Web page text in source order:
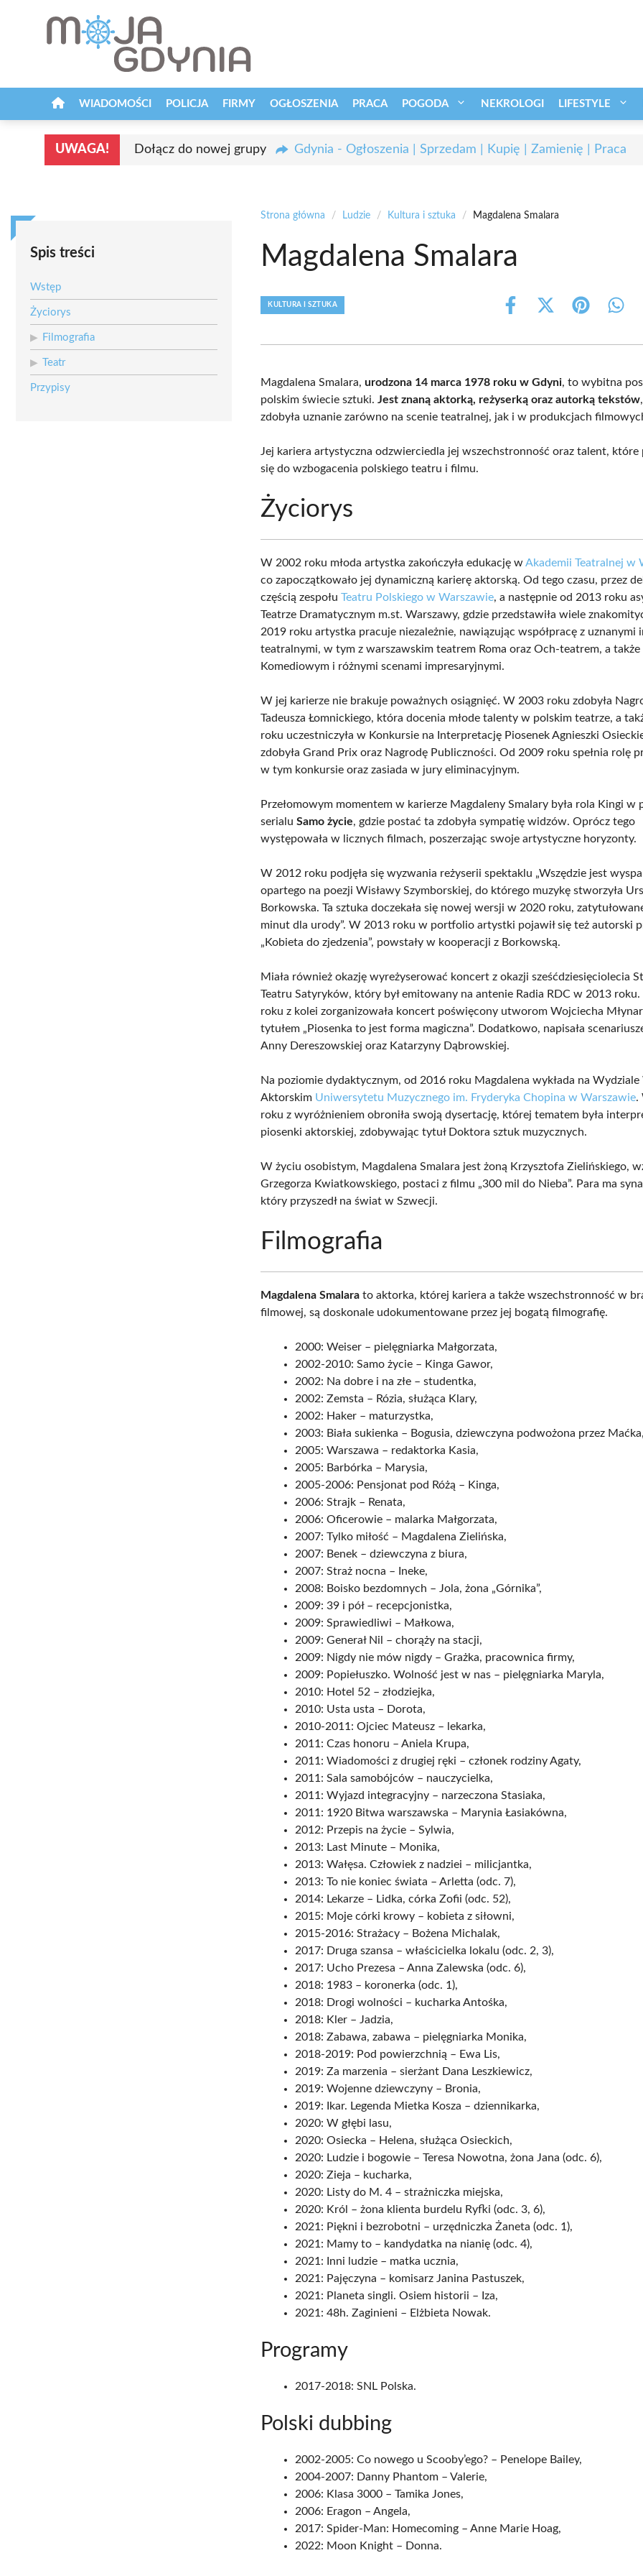
WIADOMOŚCI POLICJA FIRMY OGŁOSZENIA PRACA POGODA NEKROLOGI LIFESTYLE
UWAGA! Dołącz do nowej grupy Gdynia - Ogłoszenia | Sprzedam | Kupię | Zamienię | Praca
Spis treści
Wstęp
Życiorys
Filmografia
Teatr
Przypisy
Strona główna / Ludzie / Kultura i sztuka / Magdalena Smalara
Magdalena Smalara
KULTURA I SZTUKA
Share
Share
(Twitter)
Share Share
Magdalena Smalara,urodzona 14 marca 1978 roku w Gdyni, to wybitna
polskim świecie sztuki.Jest znaną aktorką, reżyserką oraz autorką tekstów
zdobyła uznanie zarówno na scenie teatralnej, jak i w produkcjach
Jej kariera artystyczna odzwierciedla jej wszechstronność oraz talent, które
się do wzbogacenia polskiego teatru i filmu.
Życiorys
W 2002 roku młoda artystka zakończyła edukację wAkademii Teatralnej w
co zapoczątkowało jej dynamiczną karierę aktorską. Od tego czasu, przez
częścią zespołuTeatru Polskiego w Warszawie, a następnie od 2013 roku
Teatrze Dramatycznym m.st. Warszawy, gdzie przedstawiła wiele
2019 roku artystka pracuje niezależnie, nawiązując współpracę z uznanymi
teatralnymi, w tym z warszawskim teatrem Roma oraz Och-teatrem, a także
Komediowym i różnymi scenami impresaryjnymi.
W jej karierze nie brakuje poważnych osiągnięć. W 2003 roku zdobyła
Tadeusza Łomnickiego, która docenia młode talenty w polskim teatrze, a
roku uczestniczyła w Konkursie na Interpretację Piosenek Agnieszki
zdobyła Grand Prix oraz Nagrodę Publiczności. Od 2009 roku spełnia rolę
w tym konkursie oraz zasiada w jury eliminacyjnym.
Przełomowym momentem w karierze Magdaleny Smalary była rola Kingi w
serialuSamo życie, gdzie postać ta zdobyła sympatię widzów. Oprócz tego
występowała w licznych filmach, poszerzając swoje artystyczne horyzonty.
W 2012 roku podjęła się wyzwania reżyserii spektaklu „Wszędzie jest wyspa
opartego na poezji Wisławy Szymborskiej, do którego muzykę stworzyła
Borkowska. Ta sztuka doczekała się nowej wersji w 2020 roku,
minut dla urody”. W 2013 roku w portfolio artystki pojawił się też autorski
„Kobieta do zjedzenia”, powstały w kooperacji z Borkowską.
Miała również okazję wyreżyserować koncert z okazji sześćdziesięciolecia
Teatru Satyryków, który był emitowany na antenie Radia RDC w 2013
roku z kolei zorganizowała koncert poświęcony utworom Wojciecha
tytułem „Piosenka to jest forma magiczna”. Dodatkowo, napisała
Anny Dereszowskiej oraz Katarzyny Dąbrowskiej.
Na poziomie dydaktycznym, od 2016 roku Magdalena wykłada na
Aktorskim Uniwersytetu Muzycznego im. Fryderyka Chopina w Warszawie.
roku z wyróżnieniem obroniła swoją dysertację, której tematem była
piosenki aktorskiej, zdobywając tytuł Doktora sztuk muzycznych.
W życiu osobistym, Magdalena Smalara jest żoną Krzysztofa Zielińskiego,
Grzegorza Kwiatkowskiego, postaci z filmu „300 mil do Nieba”. Para ma
który przyszedł na świat w Szwecji.
Filmografia
Magdalena Smalara to aktorka, której kariera a także wszechstronność w
filmowej, są doskonale udokumentowane przez jej bogatą filmografię.
2000: Weiser – pielęgniarka Małgorzata,
2002-2010: Samo życie – Kinga Gawor,
2002: Na dobre i na złe – studentka,
2002: Zemsta – Rózia, służąca Klary,
2002: Haker – maturzystka,
2003: Biała sukienka – Bogusia, dziewczyna podwożona przez Maćka,
2005: Warszawa – redaktorka Kasia,
2005: Barbórka – Marysia,
2005-2006: Pensjonat pod Różą – Kinga,
2006: Strajk – Renata,
2006: Oficerowie – malarka Małgorzata,
2007: Tylko miłość – Magdalena Zielińska,
2007: Benek – dziewczyna z biura,
2007: Straż nocna – Ineke,
2008: Boisko bezdomnych – Jola, żona „Górnika”,
2009: 39 i pół – recepcjonistka,
2009: Sprawiedliwi – Małkowa,
2009: Generał Nil – chorąży na stacji,
2009: Nigdy nie mów nigdy – Grażka, pracownica firmy,
2009: Popiełuszko. Wolność jest w nas – pielęgniarka Maryla,
2010: Hotel 52 – złodziejka,
2010: Usta usta – Dorota,
2010-2011: Ojciec Mateusz – lekarka,
2011: Czas honoru – Aniela Krupa,
2011: Wiadomości z drugiej ręki – członek rodziny Agaty,
2011: Sala samobójców – nauczycielka,
2011: Wyjazd integracyjny – narzeczona Stasiaka,
2011: 1920 Bitwa warszawska – Marynia Łasiakówna,
2012: Przepis na życie – Sylwia,
2013: Last Minute – Monika,
2013: Wałęsa. Człowiek z nadziei – milicjantka,
2013: To nie koniec świata – Arletta (odc. 7),
2014: Lekarze – Lidka, córka Zofii (odc. 52),
2015: Moje córki krowy – kobieta z siłowni,
2015-2016: Strażacy – Bożena Michalak,
2017: Druga szansa – właścicielka lokalu (odc. 2, 3),
2017: Ucho Prezesa – Anna Zalewska (odc. 6),
2018: 1983 – koronerka (odc. 1),
2018: Drogi wolności – kucharka Antośka,
2018: Kler – Jadzia,
2018: Zabawa, zabawa – pielęgniarka Monika,
2018-2019: Pod powierzchnią – Ewa Lis,
2019: Za marzenia – sierżant Dana Leszkiewicz,
2019: Wojenne dziewczyny – Bronia,
2019: Ikar. Legenda Mietka Kosza – dziennikarka,
2020: W głębi lasu,
2020: Osiecka – Helena, służąca Osieckich,
2020: Ludzie i bogowie – Teresa Nowotna, żona Jana (odc. 6),
2020: Zieja – kucharka,
2020: Listy do M. 4 – strażniczka miejska,
2020: Król – żona klienta burdelu Ryfki (odc. 3, 6),
2021: Piękni i bezrobotni – urzędniczka Żaneta (odc. 1),
2021: Mamy to – kandydatka na nianię (odc. 4),
2021: Inni ludzie – matka ucznia,
2021: Pajęczyna – komisarz Janina Pastuszek,
2021: Planeta singli. Osiem historii – Iza,
2021: 48h. Zaginieni – Elżbieta Nowak.
Programy
2017-2018: SNL Polska.
Polski dubbing
2002-2005: Co nowego u Scooby’ego? – Penelope Bailey,
2004-2007: Danny Phantom – Valerie,
2006: Klasa 3000 – Tamika Jones,
2006: Eragon – Angela,
2017: Spider-Man: Homecoming – Anne Marie Hoag,
2022: Moon Knight – Donna.